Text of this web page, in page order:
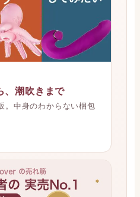
、潮吹きまで
。中身のわからない梱包